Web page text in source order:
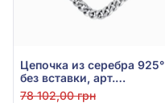
Цепочка из серебра 925°
без вставки, арт.
Опресування 4 Е
78 102,00 грн